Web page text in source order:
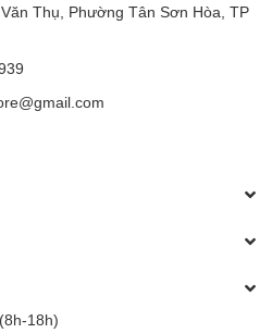
Thụ, Phường Tân Sơn Hòa, TP
(8h-18h)